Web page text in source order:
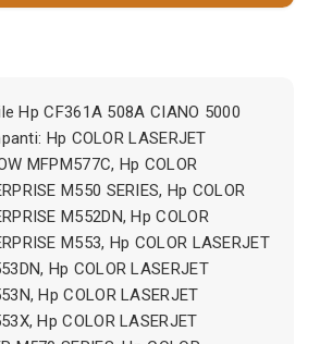
Hp CF361A 508A CIANO 5000
Hp COLOR LASERJET
MFPM577C, Hp COLOR
M550 SERIES, Hp COLOR
M552DN, Hp COLOR
M553, Hp COLOR LASERJET
Hp COLOR LASERJET
Hp COLOR LASERJET
Hp COLOR LASERJET